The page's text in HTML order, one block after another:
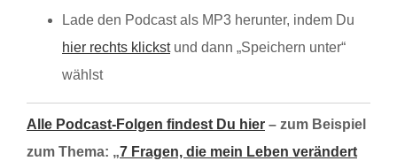
Lade den Podcast als MP3 herunter, indem Du
hier rechts klickstund dann „Speichern unter“
wählst
Alle Podcast-Folgen findest Du hier – zum Beispiel
zum Thema: „7 Fragen, die mein Leben verändert